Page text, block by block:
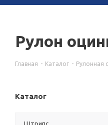
Рулон
Главная - Каталог - Рулонная
Каталог
Штрипс